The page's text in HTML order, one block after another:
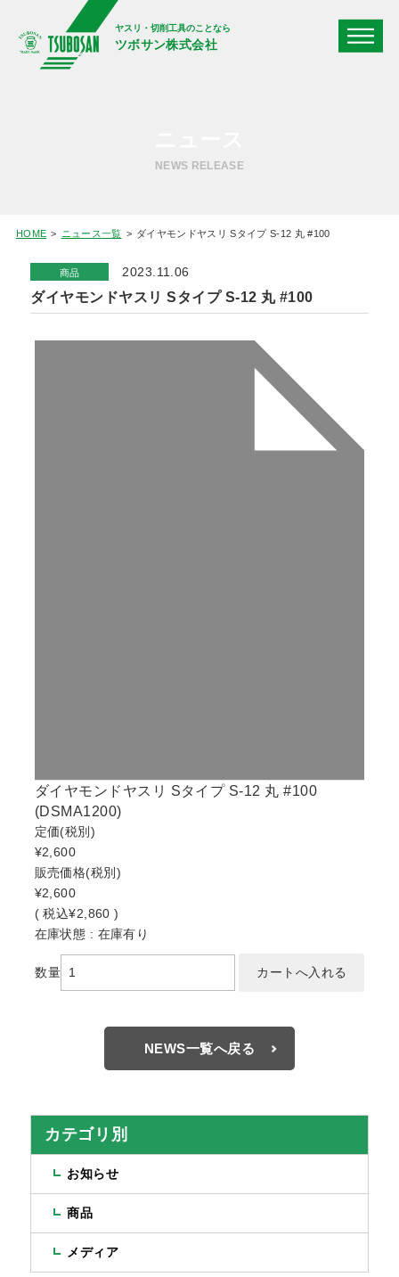
ヤスリ・切削工具のことなら
ツボサン株式会社
NEWS RELEASE
HOME ニュース一覧 ダイヤモンドヤスリ Sタイプ S-12 丸 #100
商品 2023.11.06
ダイヤモンドヤスリ Sタイプ S-12 丸 #100
ダイヤモンドヤスリ Sタイプ S-12 丸 #100
(DSMA1200)
定価(税別)
¥2,600
販売価格(税別)
¥2,600
(税込¥2,860 )
在庫状態 : 在庫有り
数量
NEWS一覧へ戻る
カテゴリ別
お知らせ
商品
メディア